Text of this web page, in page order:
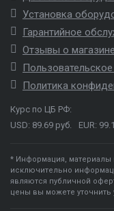
Установка
Гарантийное
Отзывы о магазине
Политика
Курс по ЦБ РФ:
USD: 89.69 руб.
EUR:
* Информация, материалы
исключительно
являются публичной
цены вы можете уточнить